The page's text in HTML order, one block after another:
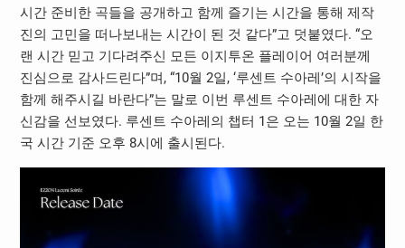
시간 준비한 곡들을 공개하고 함께 즐기는 시간을 통해 제작
진의 고민을 떠나보내는 시간이 된 것 같다”고 덧붙였다. “오
랜 시간 믿고 기다려주신 모든 이지투온 플레이어 여러분께
진심으로 감사드린다”며, “10월 2일, ‘루센트 수아레’의 시작을
함께 해주시길 바란다”는 말로 이번 루센트 수아레에 대한 자
신감을 선보였다. 루센트 수아레의 챕터 1은 오는 10월 2일 한
국 시간 기준 오후 8시에 출시된다.